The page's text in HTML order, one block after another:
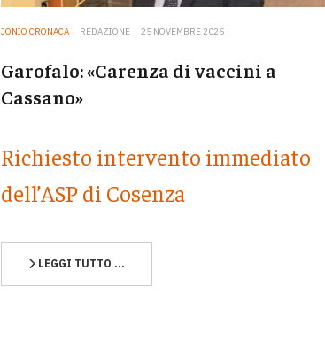
JONIO CRONACA REDAZIONE 25 NOVEMBRE 2025
Garofalo: «Carenza di vaccini a
Cassano»
Richiesto intervento immediato
dell’ASP di Cosenza
LEGGI TUTTO …